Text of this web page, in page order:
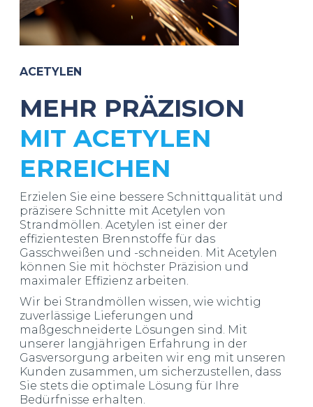
ACETYLEN
MEHR PRÄZISION
MIT ACETYLEN
ERREICHEN
Erzielen Sie eine bessere Schnittqualität und
präzisere Schnitte mit Acetylen von
Strandmöllen. Acetylen ist einer der
effizientesten Brennstoffe für das
Gasschweißen und -schneiden. Mit Acetylen
können Sie mit höchster Präzision und
maximaler Effizienz arbeiten.
Wir bei Strandmöllen wissen, wie wichtig
zuverlässige Lieferungen und
maßgeschneiderte Lösungen sind. Mit
unserer langjährigen Erfahrung in der
Gasversorgung arbeiten wir eng mit unseren
Kunden zusammen, um sicherzustellen, dass
Sie stets die optimale Lösung für Ihre
Bedürfnisse erhalten.